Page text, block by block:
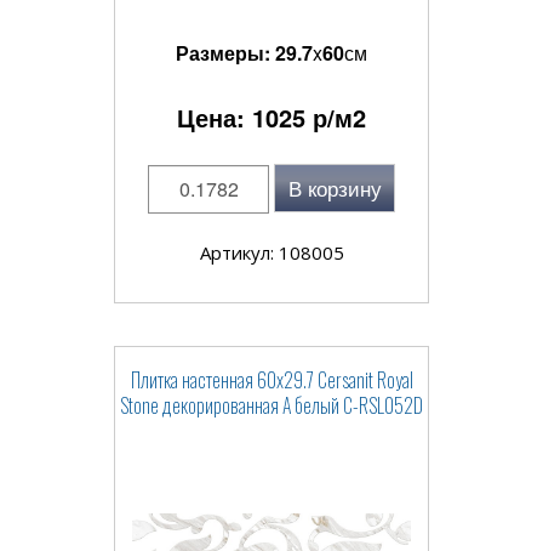
Размеры: 29.7x60см
Цена: 1025 р/м2
В корзину
Артикул: 108005
Плитка настенная 60x29.7 Cersanit Royal
Stone декорированная А белый C-RSL052D